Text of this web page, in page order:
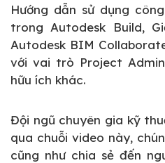
Hướng dẫn sử dụng
trong Autodesk Build,
Autodesk BIM
với vai trò Project
hữu ích khác.
Đội ngũ chuyên gia kỹ
qua chuỗi video này,
cũng như chia sẻ đến